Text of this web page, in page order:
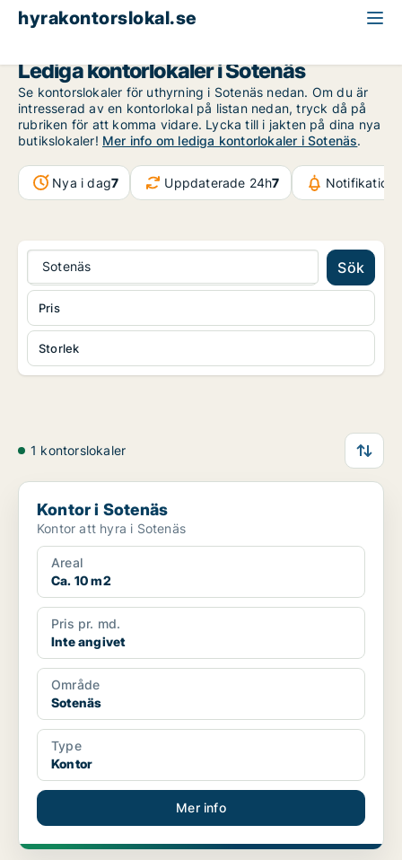
hyrakontorslokal.se
Lediga kontorlokaler i Sotenäs
Se kontorslokaler för uthyrning i Sotenäs nedan. Om du är
intresserad av en kontorlokal på listan nedan, tryck då på
rubriken för att komma vidare. Lycka till i jakten på dina nya
butikslokaler! Mer info om lediga kontorlokaler i Sotenäs.
Nya i dag7 Uppdaterade 24h7
Sotenäs Sök
Storlek
Pris
1 kontorslokaler
Kontor i Sotenäs
Kontor i Sotenäs
Kontor att hyra i Sotenäs
Areal
Ca. 10 m2
Pris pr. md.
Inte angivet
Område
Sotenäs
Type
Kontor
Mer info